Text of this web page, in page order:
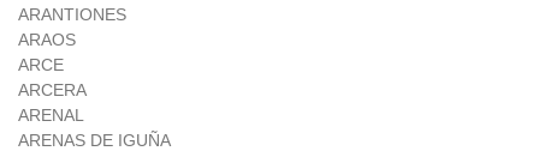
ARANTIONES
ARAOS
ARCE
ARCERA
ARENAL
ARENAS DE IGUÑA